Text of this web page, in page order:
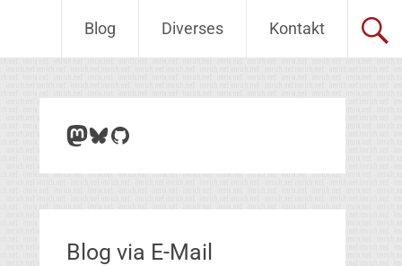
Blog Diverses Kontakt
Mastodon
Bluesky
GitHub
Blog via E-Mail